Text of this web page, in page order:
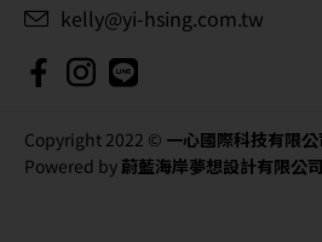
kelly@yi-hsing.com.tw
Copyright 2022 © 一心國際科技有限公
Powered by 蔚藍海岸夢想設計有限公司